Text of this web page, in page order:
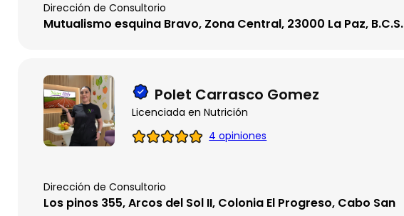
Dirección de Consultorio
Mutualismo esquina Bravo, Zona Central, 23000 La Paz, B.C.S.
Polet Carrasco Gomez
Licenciada en Nutrición
4 opiniones
Dirección de Consultorio
Los pinos 355, Arcos del Sol II, Colonia El Progreso, Cabo San